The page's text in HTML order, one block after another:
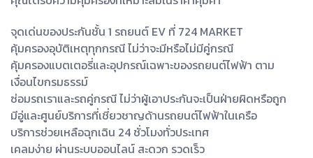
จุดเด่นของประกันชั้น 1 รถยนต์ EV ที่ 724 MARKET
คุ้มครองอุบัติเหตุทุกกรณี ไม่ว่าจะมีหรือไม่มีคู่กรณี
คุ้มครองแบตเตอรี่และอุปกรณ์เฉพาะของรถยนต์ไฟฟ้า ตาม
เงื่อนไขกรมธรรม์
ซ่อมรถเราและรถคู่กรณี ไม่ว่าผู้เอาประกันจะเป็นฝ่ายผิดหรือถูก
มีอู่และศูนย์บริการที่เชี่ยวชาญด้านรถยนต์ไฟฟ้าในเครือ
บริการช่วยเหลือฉุกเฉิน 24 ชั่วโมงทั่วประเทศ
เคลมง่าย ผ่านระบบออนไลน์ สะดวก รวดเร็ว